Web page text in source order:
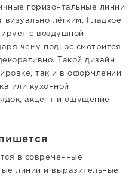
горизонтальные линии
лёгким. Гладкое
с воздушной
чему поднос смотрится
Такой дизайн
так и в оформлении
или кухонной
акцент и ощущение
в современные
линии и выразительные